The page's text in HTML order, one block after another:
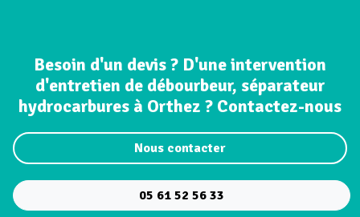
Besoin d'un devis ? D'une intervention
d'entretien de débourbeur, séparateur
hydrocarbures à Orthez ? Contactez-nous
Nous contacter
05 61 52 56 33